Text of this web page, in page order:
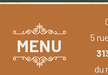
MENU
5
du